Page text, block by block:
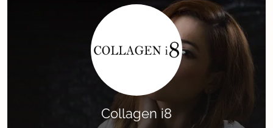
Collagen i8